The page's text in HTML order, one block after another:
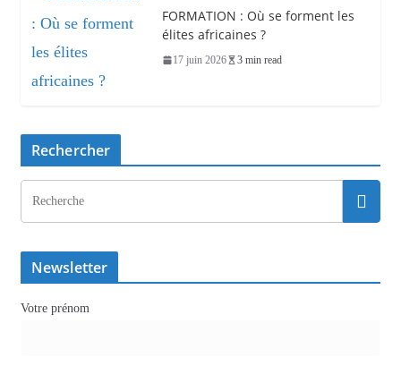
FORMATION : Où se forment les
élites africaines ?
17 juin 2026 3 min read
Rechercher
Newsletter
Votre prénom